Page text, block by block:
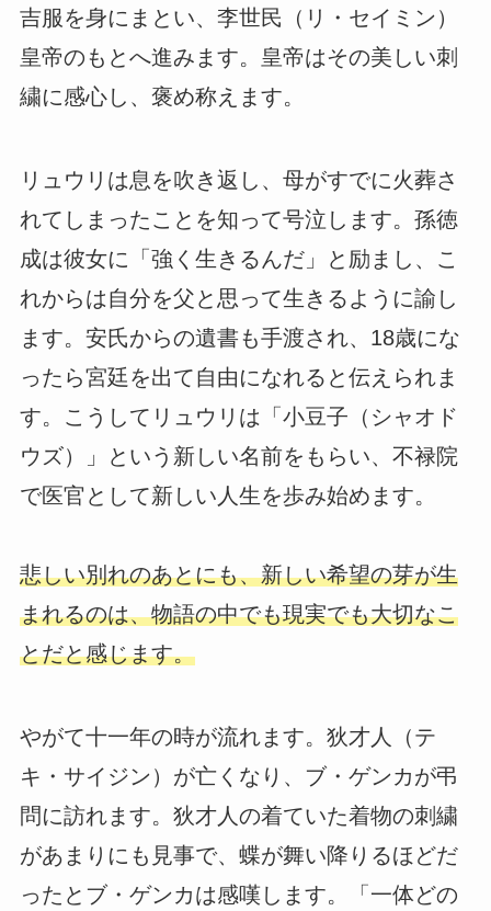
吉服を身にまとい、李世民（リ・セイミン）
皇帝のもとへ進みます。皇帝はその美しい刺
繍に感心し、褒め称えます。
リュウリは息を吹き返し、母がすでに火葬さ
れてしまったことを知って号泣します。孫徳
成は彼女に「強く生きるんだ」と励まし、こ
れからは自分を父と思って生きるように諭し
ます。安氏からの遺書も手渡され、18歳にな
ったら宮廷を出て自由になれると伝えられま
す。こうしてリュウリは「小豆子（シャオド
ウズ）」という新しい名前をもらい、不禄院
で医官として新しい人生を歩み始めます。
悲しい別れのあとにも、新しい希望の芽が生
まれるのは、物語の中でも現実でも大切なこ
とだと感じます。
やがて十一年の時が流れます。狄才人（テ
キ・サイジン）が亡くなり、ブ・ゲンカが弔
問に訪れます。狄才人の着ていた着物の刺繍
があまりにも見事で、蝶が舞い降りるほどだ
ったとブ・ゲンカは感嘆します。「一体どの